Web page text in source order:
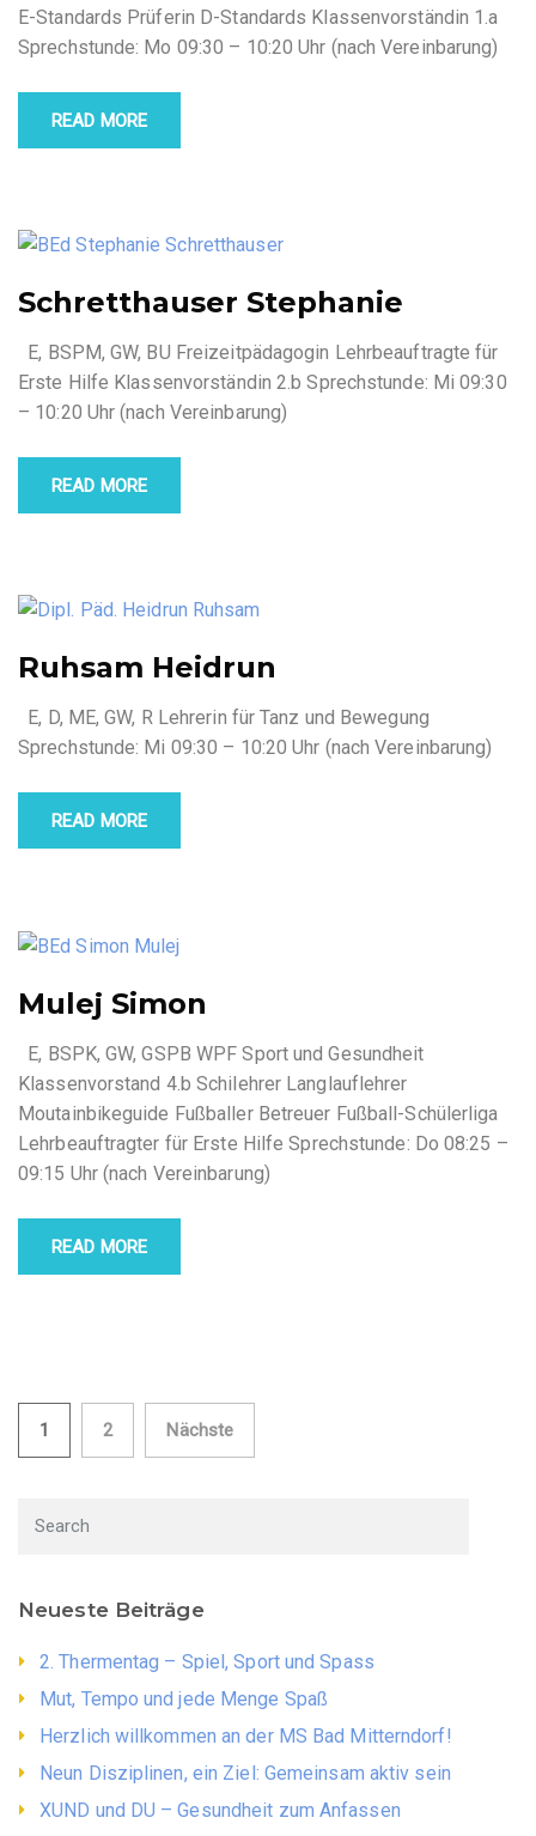
E-Standards Prüferin D-Standards Klassenvorständin 1.a
Sprechstunde: Mo 09:30 – 10:20 Uhr (nach Vereinbarung)
READ MORE
Schretthauser Stephanie
E, BSPM, GW, BU Freizeitpädagogin Lehrbeauftragte für
Erste Hilfe Klassenvorständin 2.b Sprechstunde: Mi 09:30
– 10:20 Uhr (nach Vereinbarung)
READ MORE
Ruhsam Heidrun
E, D, ME, GW, R Lehrerin für Tanz und Bewegung
Sprechstunde: Mi 09:30 – 10:20 Uhr (nach Vereinbarung)
READ MORE
Mulej Simon
E, BSPK, GW, GSPB WPF Sport und Gesundheit
Klassenvorstand 4.b Schilehrer Langlauflehrer
Moutainbikeguide Fußballer Betreuer Fußball-Schülerliga
Lehrbeauftragter für Erste Hilfe Sprechstunde: Do 08:25 –
09:15 Uhr (nach Vereinbarung)
READ MORE
Seitennummerierung
Beiträge
1 2 Nächste
Neueste Beiträge
2. Thermentag – Spiel, Sport und Spass
Mut, Tempo und jede Menge Spaß
Herzlich willkommen an der MS Bad Mitterndorf!
Neun Disziplinen, ein Ziel: Gemeinsam aktiv sein
XUND und DU – Gesundheit zum Anfassen